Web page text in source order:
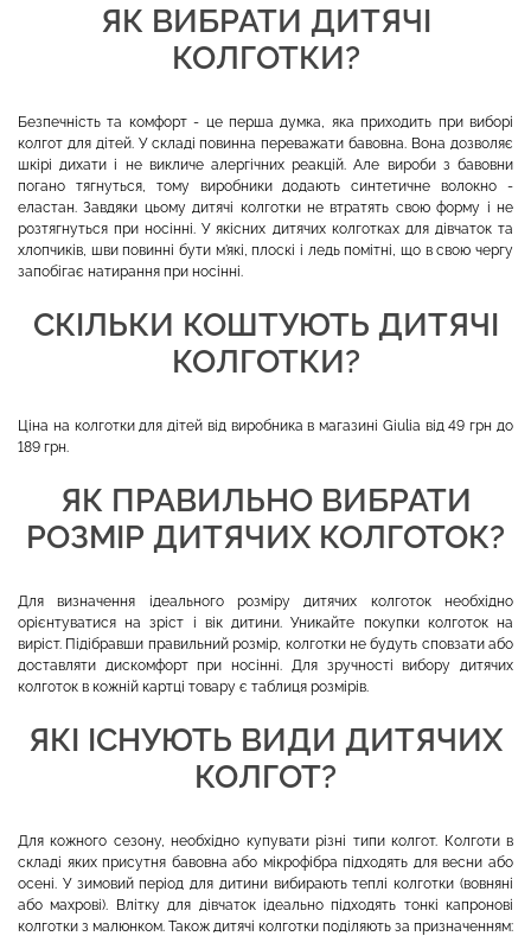
ЯК ВИБРАТИ ДИТЯЧІ
КОЛГОТКИ?
Безпечність та комфорт - це перша думка, яка приходить при виборі
колгот для дітей. У складі повинна переважати бавовна. Вона дозволяє
шкірі дихати і не викличе алергічних реакцій. Але вироби з бавовни
погано тягнуться, тому виробники додають синтетичне волокно -
еластан. Завдяки цьому дитячі колготки не втратять свою форму і не
розтягнуться при носінні. У якісних дитячих колготках для дівчаток та
хлопчиків, шви повинні бути м'які, плоскі і ледь помітні, що в свою чергу
запобігає натирання при носінні.
СКІЛЬКИ КОШТУЮТЬ ДИТЯЧІ
КОЛГОТКИ?
Ціна на колготки для дітей від виробника в магазині Giulia від 49 грн до
189 грн.
ЯК ПРАВИЛЬНО ВИБРАТИ
РОЗМІР ДИТЯЧИХ КОЛГОТОК?
Для визначення ідеального розміру дитячих колготок необхідно
орієнтуватися на зріст і вік дитини. Уникайте покупки колготок на
виріст. Підібравши правильний розмір, колготки не будуть сповзати або
доставляти дискомфорт при носінні. Для зручності вибору дитячих
колготок в кожній картці товару є таблиця розмірів.
ЯКІ ІСНУЮТЬ ВИДИ ДИТЯЧИХ
КОЛГОТ?
Для кожного сезону, необхідно купувати різні типи колгот. Колготи в
складі яких присутня бавовна або мікрофібра підходять для весни або
осені. У зимовий період для дитини вибирають теплі колготки (вовняні
або махрові). Влітку для дівчаток ідеально підходять тонкі капронові
колготки з малюнком. Також дитячі колготки поділяють за призначенням: